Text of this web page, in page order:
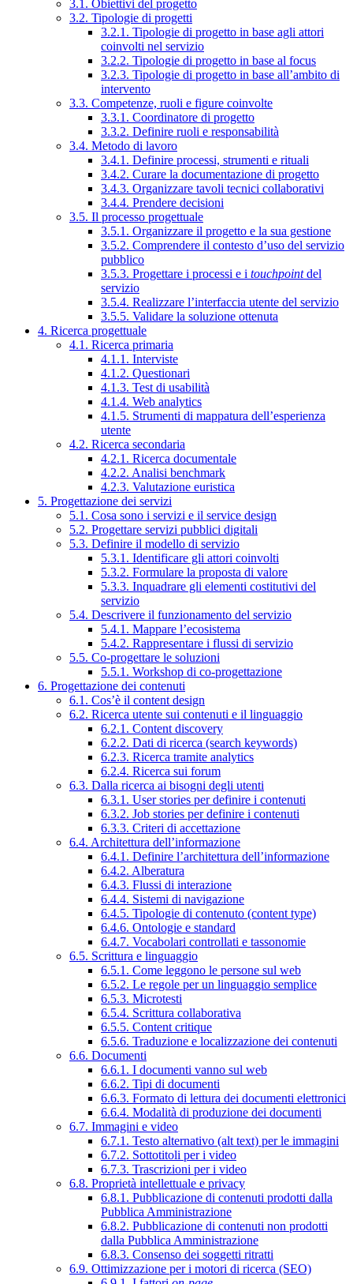
3.1. Obiettivi del progetto
3.2. Tipologie di progetti
3.2.1. Tipologie di progetto in base agli attori
coinvolti nel servizio
3.2.2. Tipologie di progetto in base al focus
3.2.3. Tipologie di progetto in base all’ambito di
intervento
3.3. Competenze, ruoli e figure coinvolte
3.3.1. Coordinatore di progetto
3.3.2. Definire ruoli e responsabilità
3.4. Metodo di lavoro
3.4.1. Definire processi, strumenti e rituali
3.4.2. Curare la documentazione di progetto
3.4.3. Organizzare tavoli tecnici collaborativi
3.4.4. Prendere decisioni
3.5. Il processo progettuale
3.5.1. Organizzare il progetto e la sua gestione
3.5.2. Comprendere il contesto d’uso del servizio
pubblico
3.5.3. Progettare i processi e i touchpointdel
servizio
3.5.4. Realizzare l’interfaccia utente del servizio
3.5.5. Validare la soluzione ottenuta
4. Ricerca progettuale
4.1. Ricerca primaria
4.1.1. Interviste
4.1.2. Questionari
4.1.3. Test di usabilità
4.1.4. Web analytics
4.1.5. Strumenti di mappatura dell’esperienza
utente
4.2. Ricerca secondaria
4.2.1. Ricerca documentale
4.2.2. Analisi benchmark
4.2.3. Valutazione euristica
5. Progettazione dei servizi
5.1. Cosa sono i servizi e il service design
5.2. Progettare servizi pubblici digitali
5.3. Definire il modello di servizio
5.3.1. Identificare gli attori coinvolti
5.3.2. Formulare la proposta di valore
5.3.3. Inquadrare gli elementi costitutivi del
servizio
5.4. Descrivere il funzionamento del servizio
5.4.1. Mappare l’ecosistema
5.4.2. Rappresentare i flussi di servizio
5.5. Co-progettare le soluzioni
5.5.1. Workshop di co-progettazione
6. Progettazione dei contenuti
6.1. Cos’è il content design
6.2. Ricerca utente sui contenuti e il linguaggio
6.2.1. Content discovery
6.2.2. Dati di ricerca (search keywords)
6.2.3. Ricerca tramite analytics
6.2.4. Ricerca sui forum
6.3. Dalla ricerca ai bisogni degli utenti
6.3.1. User stories per definire i contenuti
6.3.2. Job stories per definire i contenuti
6.3.3. Criteri di accettazione
6.4. Architettura dell’informazione
6.4.1. Definire l’architettura dell’informazione
6.4.2. Alberatura
6.4.3. Flussi di interazione
6.4.4. Sistemi di navigazione
6.4.5. Tipologie di contenuto (content type)
6.4.6. Ontologie e standard
6.4.7. Vocabolari controllati e tassonomie
6.5. Scrittura e linguaggio
6.5.1. Come leggono le persone sul web
6.5.2. Le regole per un linguaggio semplice
6.5.3. Microtesti
6.5.4. Scrittura collaborativa
6.5.5. Content critique
6.5.6. Traduzione e localizzazione dei contenuti
6.6. Documenti
6.6.1. I documenti vanno sul web
6.6.2. Tipi di documenti
6.6.3. Formato di lettura dei documenti elettronici
6.6.4. Modalità di produzione dei documenti
6.7. Immagini e video
6.7.1. Testo alternativo (alt text) per le immagini
6.7.2. Sottotitoli per i video
6.7.3. Trascrizioni per i video
6.8. Proprietà intellettuale e privacy
6.8.1. Pubblicazione di contenuti prodotti dalla
Pubblica Amministrazione
6.8.2. Pubblicazione di contenuti non prodotti
dalla Pubblica Amministrazione
6.8.3. Consenso dei soggetti ritratti
6.9. Ottimizzazione per i motori di ricerca (SEO)